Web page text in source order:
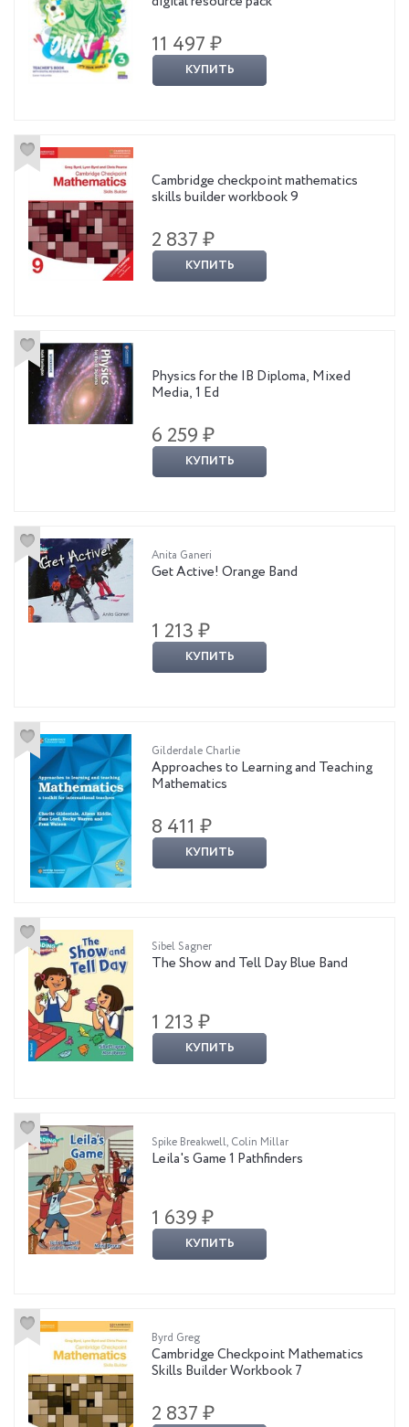
11 497 ₽
КУПИТЬ
Cambridge checkpoint mathematics
skills builder workbook 9
2 837 ₽
КУПИТЬ
Physics for the IB Diploma, Mixed
Media, 1 Ed
6 259 ₽
КУПИТЬ
Anita Ganeri
Get Active! Orange Band
1 213 ₽
КУПИТЬ
Gilderdale Charlie
Approaches to Learning and Teaching
Mathematics
8 411 ₽
КУПИТЬ
Sibel Sagner
The Show and Tell Day Blue Band
1 213 ₽
КУПИТЬ
Spike Breakwell, Colin Millar
Leila's Game 1 Pathfinders
1 639 ₽
КУПИТЬ
Byrd Greg
Cambridge Checkpoint Mathematics
Skills Builder Workbook 7
2 837 ₽